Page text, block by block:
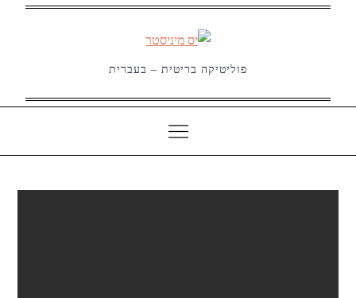
פוליטיקה בריטית – בעברית